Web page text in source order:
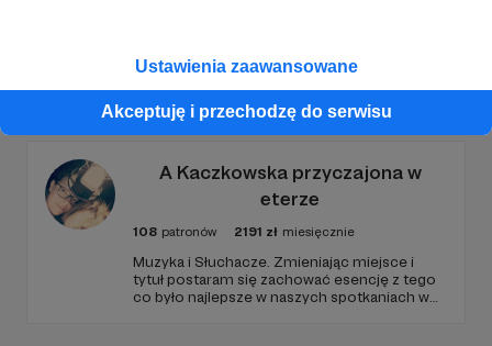
Ustawienia zaawansowane
Akceptuję i przechodzę do serwisu
Promowani autorzy
A Kaczkowska przyczajona w
eterze
108 patronów 2191 zł miesięcznie
Muzyka i Słuchacze. Zmieniając miejsce i
tytuł postaram się zachować esencję z tego
co było najlepsze w naszych spotkaniach w